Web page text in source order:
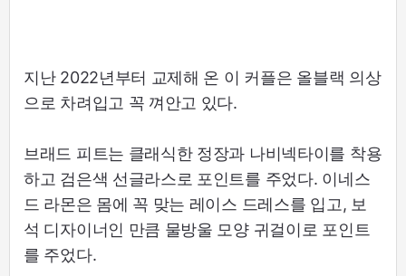
지난 2022년부터 교제해 온 이 커플은 올블랙 의상
으로 차려입고 꼭 껴안고 있다.
브래드 피트는 클래식한 정장과 나비넥타이를 착용
하고 검은색 선글라스로 포인트를 주었다. 이네스
드 라몬은 몸에 꼭 맞는 레이스 드레스를 입고, 보
석 디자이너인 만큼 물방울 모양 귀걸이로 포인트
를 주었다.